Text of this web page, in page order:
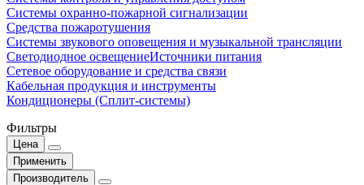
Системы охранно-пожарной сигнализации
Средства пожаротушения
Системы звукового оповещения и музыкальной трансляции
Светодиодное освещениеИсточники питания
Сетевое оборудование и средства связи
Кабельная продукция и инструменты
Кондиционеры (Сплит-системы)
Фильтры
Цена
Применить
Производитель